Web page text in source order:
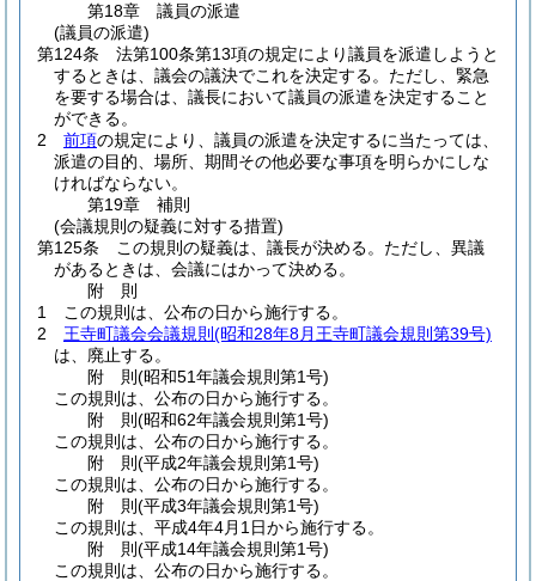
第18章
議員の派遣
(議員の派遣)
第124条
法第100条第13項の規定により議員を派遣しようと
するときは、議会の議決でこれを決定する。 ただし、緊急
を要する場合は、議長において議員の派遣を決定すること
ができる。
2
前項の規定により、議員の派遣を決定するに当たっては、
派遣の目的、場所、期間その他必要な事項を明らかにしな
ければならない。
第19章
補則
(会議規則の疑義に対する措置)
第125条
この規則の疑義は、議長が決める。 ただし、異議
があるときは、会議にはかって決める。
附 則
1
この規則は、公布の日から施行する。
2
王寺町議会会議規則 (昭和28年8月王寺町議会規則第39号)
は、廃止する。
附 則(昭和51年議会規則第1号)
この規則は、公布の日から施行する。
附 則(昭和62年議会規則第1号)
この規則は、公布の日から施行する。
附 則(平成2年議会規則第1号)
この規則は、公布の日から施行する。
附 則(平成3年議会規則第1号)
この規則は、平成4年4月1日から施行する。
附 則(平成14年議会規則第1号)
この規則は、公布の日から施行する。